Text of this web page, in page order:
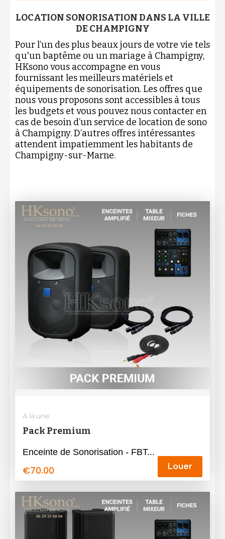
LOCATION SONORISATION DANS LA VILLE
DE CHAMPIGNY
Pour l’un des plus beaux jours de votre vie tels
qu'un baptême ou un mariage à Champigny,
HKsono vous accompagne en vous
fournissant les meilleurs matériels et
équipements de sonorisation. Les offres que
nous vous proposons sont accessibles à tous
les budgets et vous pouvez nous contacter en
cas de besoin d’un service de location de sono
à Champigny. D’autres offres intéressantes
attendent impatiemment les habitants de
Champigny-sur-Marne.
A la une
Pack Premium
Enceinte de Sonorisation - FBT...
€70.00 Louer